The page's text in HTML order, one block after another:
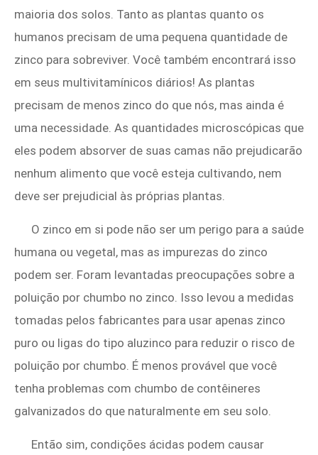
maioria dos solos. Tanto as plantas quanto os
humanos precisam de uma pequena quantidade de
zinco para sobreviver. Você também encontrará isso
em seus multivitamínicos diários! As plantas
precisam de menos zinco do que nós, mas ainda é
uma necessidade. As quantidades microscópicas que
eles podem absorver de suas camas não prejudicarão
nenhum alimento que você esteja cultivando, nem
deve ser prejudicial às próprias plantas.
O zinco em si pode não ser um perigo para a saúde
humana ou vegetal, mas as impurezas do zinco
podem ser. Foram levantadas preocupações sobre a
poluição por chumbo no zinco. Isso levou a medidas
tomadas pelos fabricantes para usar apenas zinco
puro ou ligas do tipo aluzinco para reduzir o risco de
poluição por chumbo. É menos provável que você
tenha problemas com chumbo de contêineres
galvanizados do que naturalmente em seu solo.
Então sim, condições ácidas podem causar